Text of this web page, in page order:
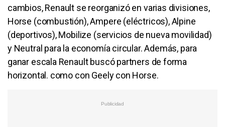
cambios, Renault se reorganizó en varias divisiones,
Horse (combustión), Ampere (eléctricos), Alpine
(deportivos), Mobilize (servicios de nueva movilidad)
y Neutral para la economía circular. Además, para
ganar escala Renault buscó partners de forma
horizontal. como con Geely con Horse.